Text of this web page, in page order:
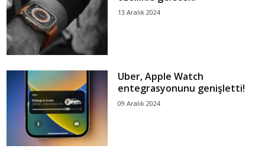
13 Aralık 2024
Uber, Apple Watch
entegrasyonunu genişletti!
09 Aralık 2024